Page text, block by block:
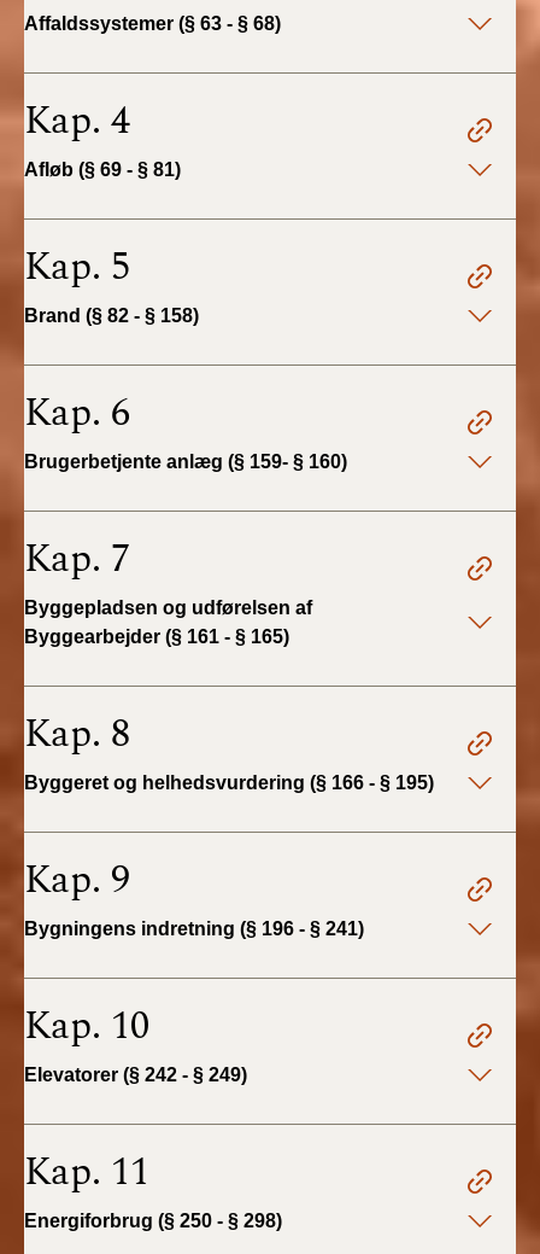
2022)
BR18 (1/1 - 30/6
BR18 (29/6 - 31/12
2021)
2021)
BR18 (1/7-31/12
BR18 (10/3-30/6
2020)
BR18 (4/7-31/12
2019)
BR18 (1/1-4/7 2019)
2018)
BR18 (1/1-30/6
BR15 (2015-2018)
Tidligere BR (1961-
Affaldssystemer (§ 63 - § 68)
Kap. 4
Afløb (§ 69 - § 81)
Kap. 5
Brand (§ 82 - § 158)
Kap. 6
Brugerbetjente anlæg (§ 159- § 160)
Kap. 7
Byggepladsen og udførelsen af
Byggearbejder (§ 161 - § 165)
Kap. 8
Byggeret og helhedsvurdering (§ 166 - § 195)
Kap. 9
Bygningens indretning (§ 196 - § 241)
Kap. 10
Elevatorer (§ 242 - § 249)
Kap. 11
Energiforbrug (§ 250 - § 298)